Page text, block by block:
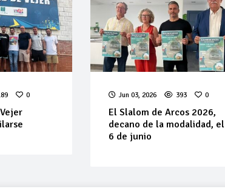
0 Jun 03, 2026 393 0
El Slalom de Arcos 2026,
decano de la modalidad, el
6 de junio